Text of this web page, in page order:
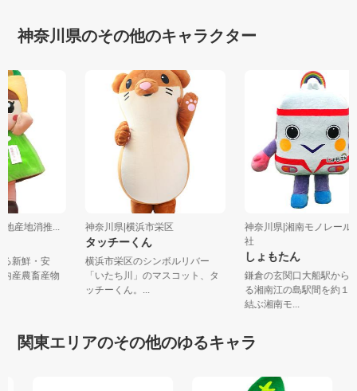
神奈川県のその他のキャラクター
地産地消推...
る新鮮・安
内産農畜産物
神奈川県|横浜市栄区
タッチーくん
横浜市栄区のシンボルリバー
「いたち川」のマスコット、タ
ッチーくん。...
神奈川県|湘南モノレー
社
しょもたん
鎌倉の玄関口大船駅か
る湘南江の島駅間を約
結ぶ湘南モ...
関東エリアのその他のゆるキャラ